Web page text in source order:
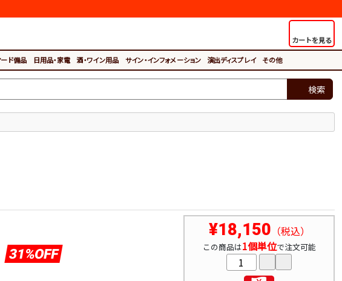
カートを見る
ド備品 日用品・家電 酒・ワイン用品 サイン・インフォメーション 演出ディスプレイ その他
検索
31%OFF
¥18,150 （税込）
この商品は1個単位で注文可能